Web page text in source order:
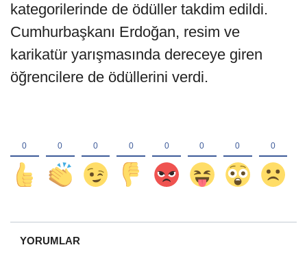
kategorilerinde de ödüller takdim edildi.
Cumhurbaşkanı Erdoğan, resim ve
karikatür yarışmasında dereceye giren
öğrencilere de ödüllerini verdi.
YORUMLAR